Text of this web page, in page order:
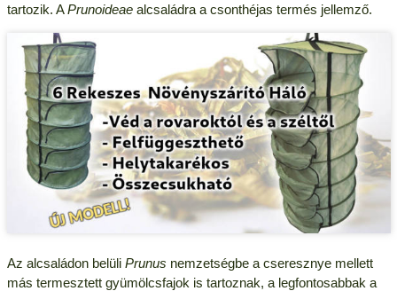
tartozik. APrunoideaealcsaládra a csonthéjas termés jellemző.
Az alcsaládon belüli Prunus nemzetségbe a cseresznye mellett
más termesztett gyümölcsfajok is tartoznak, a legfontosabbak a